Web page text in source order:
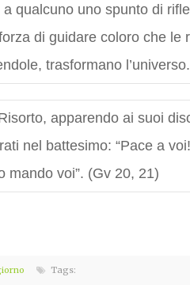
qualcuno uno spunto di
di guidare coloro che le
trasformano l’universo.
apparendo ai suoi
nel battesimo: “Pace a
mando voi”. (Gv 20, 21)
Tags: